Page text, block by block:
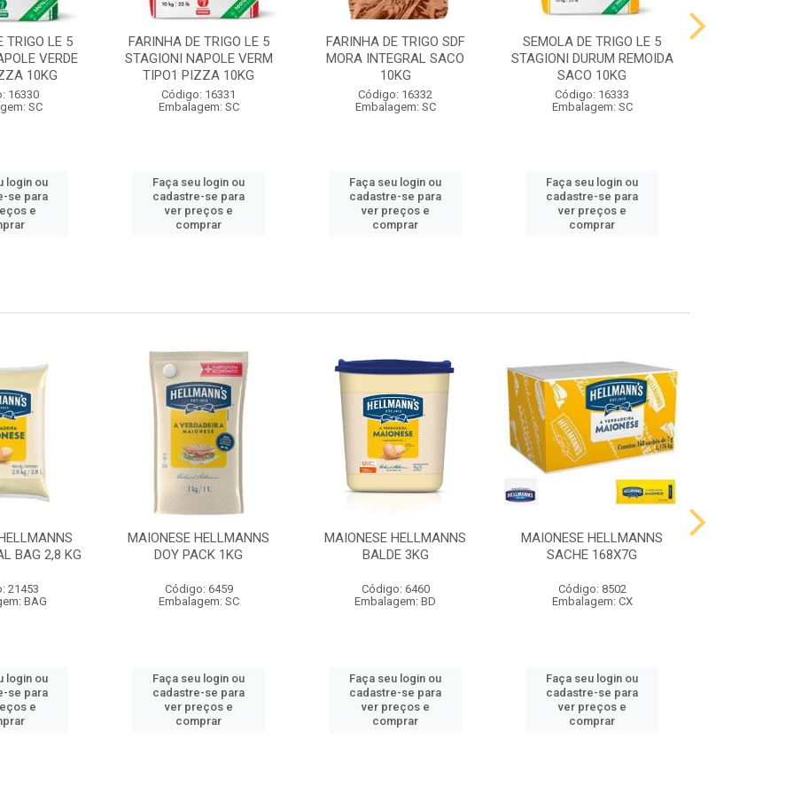
TRIGO LE 5
VERDE
10KG
16330
SC
login ou
se para
e
FARINHA DE TRIGO LE 5
STAGIONI NAPOLE VERM
TIPO1 PIZZA 10KG
Código: 16331
Embalagem: SC
Faça seu login ou
cadastre-se para
ver preços e
comprar
FARINHA DE TRIGO SDF
MORA INTEGRAL SACO
10KG
Código: 16332
Embalagem: SC
Faça seu login ou
cadastre-se para
ver preços e
comprar
SEMOLA DE TRIGO LE 5
STAGIONI DURUM REMOIDA
SACO 10KG
Código: 16333
Embalagem: SC
Faça seu login ou
cadastre-se para
ver preços e
comprar
BAG 2,8 KG
21453
BAG
login ou
se para
e
MAIONESE HELLMANNS
DOY PACK 1KG
Código: 6459
Embalagem: SC
Faça seu login ou
cadastre-se para
ver preços e
comprar
MAIONESE HELLMANNS
BALDE 3KG
Código: 6460
Embalagem: BD
Faça seu login ou
cadastre-se para
ver preços e
comprar
MAIONESE HELLMANNS
SACHE 168X7G
Código: 8502
Embalagem: CX
Faça seu login ou
cadastre-se para
ver preços e
comprar